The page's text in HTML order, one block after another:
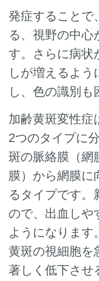
発症することで
る、視野の中心
す。さらに病状
しが増えるよ
し、色の識別も
加齢黄斑変性症
2つのタイプに
斑の脈絡膜（網
膜）から網膜に
るタイプです。
ので、出血しや
ようになります
黄斑の視細胞を
著しく低下させ